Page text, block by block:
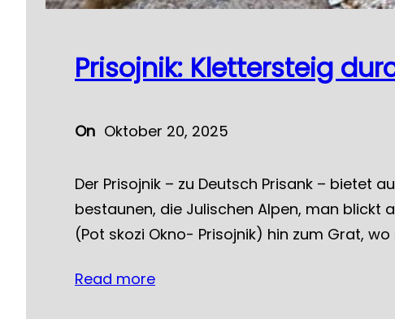
Prisojnik: Klettersteig
On Oktober 20, 2025
Der Prisojnik – zu Deutsch Prisank – bietet
bestaunen, die Julischen Alpen, man blickt
(Pot skozi Okno- Prisojnik) hin zum Grat,
Read more